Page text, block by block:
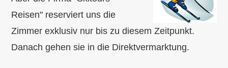
Reisen" reserviert uns die
Zimmer exklusiv nur bis zu diesem Zeitpunkt.
Danach gehen sie in die Direktvermarktung.